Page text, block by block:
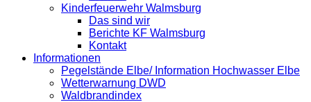
Kinderfeuerwehr Walmsburg
Das sind wir
Berichte KF Walmsburg
Kontakt
Informationen
Pegelstände Elbe/ Information Hochwasser Elbe
Wetterwarnung DWD
Waldbrandindex